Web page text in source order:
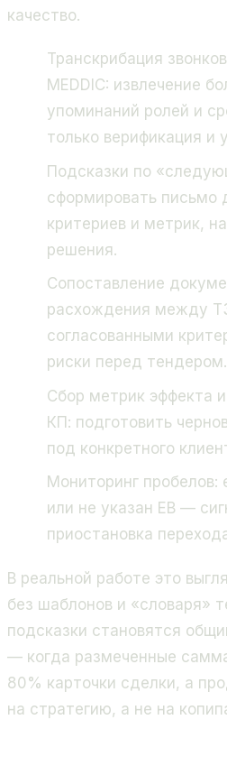
качество.
Транскрибация
MEDDIC: извлечение
упоминаний ролей и
только верификация и
Подсказки по
сформировать письмо
критериев и метрик,
решения.
Сопоставление
расхождения между
согласованными
риски перед тендером.
Сбор метрик эффекта
КП: подготовить
под конкретного
Мониторинг пробелов:
или не указан EB —
приостановка
В реальной работе это
без шаблонов и «словаря»
подсказки становятся
— когда размеченные
80% карточки сделки, а
на стратегию, а не на